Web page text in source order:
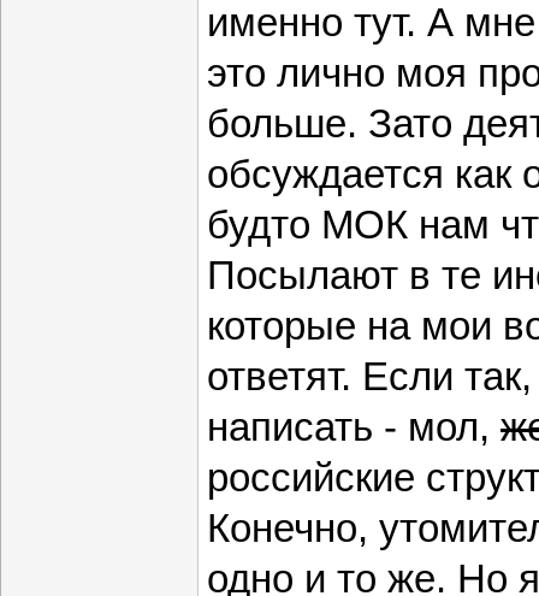
именно тут. А
это лично моя
больше. Зато
обсуждается как
будто МОК нам
Посылают в те
которые на мои
ответят. Если
написать - мол,
российские
Конечно,
одно и то же. Но